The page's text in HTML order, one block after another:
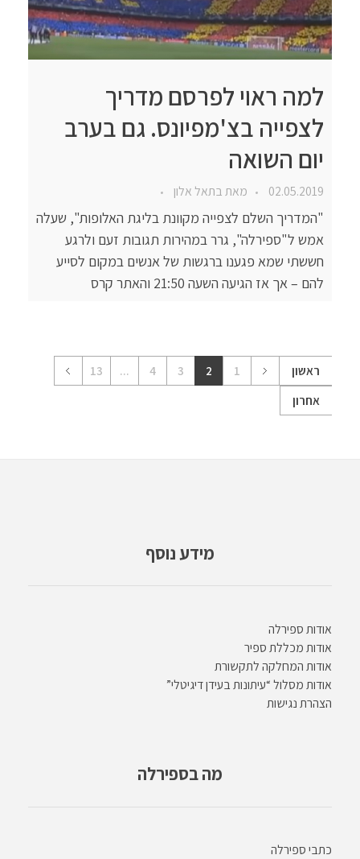
למה ראוי לפרסם מדריך
לצפייה בצ'מפיונס. גם בערב
יום השואה
02.05.2019 מאתבתאל אלון
"המדריך השלם לצפייה מקוונת בליגת האלופות", שעלה
אמש ל"ספירלה", גרר במהירות תגובות זעם ולרגע
חששתי שמא פגענו ברגשות של אנשים במקום לסייע
להם – אך אז הגיעה השעה 21:50 והאתר קרס
ראשון 1
2
3
4
...
13
אחרון
מידע נוסף
אודות ספירלה
אודות מכללת ספיר
אודות המחלקה לתקשורת
אודות מסלול “עיתונות בעידן דיגיטלי”
הצהרת נגישות
מה בספירלה
כתבי ספירלה